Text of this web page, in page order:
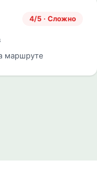
4/5 · Сложно
маршруте